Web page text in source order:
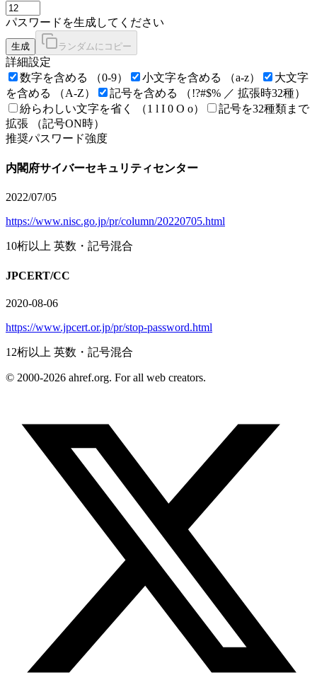
パスワードを生成してください
生成 ランダムにコピー
詳細設定
数字を含める
（0-9） 小文字を含める （a-z）
大文字
を含める
（A-Z） 記号を含める
（!?#$% ／ 拡張時32種）
紛らわしい文字を省く
（1 l I 0 O o）
記号を32種類まで
拡張
（記号ON時）
推奨パスワード強度
内閣府サイバーセキュリティセンター
2022/07/05
https://www.nisc.go.jp/pr/column/20220705.html
10桁以上 英数・記号混合
JPCERT/CC
2020-08-06
https://www.jpcert.or.jp/pr/stop-password.html
12桁以上 英数・記号混合
© 2000-2026 ahref.org. For all web creators.